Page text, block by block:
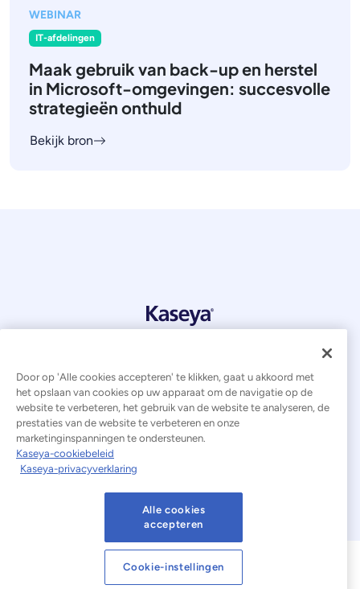
WEBINAR
IT-afdelingen
Maak gebruik van back-up en herstel
in Microsoft-omgevingen: succesvolle
strategieën onthuld
Bekijk bron
Verklaring inzake moderne slavernij Juridisch
Gebruiksvoorwaarden van de website
Privacyverklaring
Kennisgeving inzake cookies
Door op 'Alle cookies accepteren' te klikken, gaat u akkoord met
het opslaan van cookies op uw apparaat om de navigatie op de
website te verbeteren, het gebruik van de website te analyseren, de
prestaties van de website te verbeteren en onze
marketinginspanningen te ondersteunen.
Kaseya-cookiebeleid
Kaseya-privacyverklaring
Alle cookies
accepteren
Cookie-instellingen